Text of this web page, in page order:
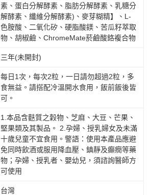
素、蛋白分解酵素、脂肪分解酵素、乳糖分
解酵素、纖維分解酵素)、麥芽糊精】、L-
色胺酸、二氧化矽、硬脂酸鎂、苦瓜籽萃取
物、胡椒鹼、ChromeMate菸鹼酸鉻複合物
三年(未開封)
每日1次，每次2粒，一日請勿超過2粒，多
食無益。請搭配冷溫開水食用，飯前飯後皆
可。
1.本品含麩質之穀物、芝麻、大豆、芒果、
堅果類及其製品。 2.孕婦、授乳婦女及未滿
十歲兒童不宜食用。警語：使用本產品應避
免同時飲酒或服用降血壓、鎮靜及癲癇等藥
物；孕婦、授乳者、嬰幼兒，須諮詢醫師方
可使用
台灣